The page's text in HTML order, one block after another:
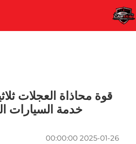
قوة محاذاة العجلات
خدمة السيارات
2025-01-26 00:00:00